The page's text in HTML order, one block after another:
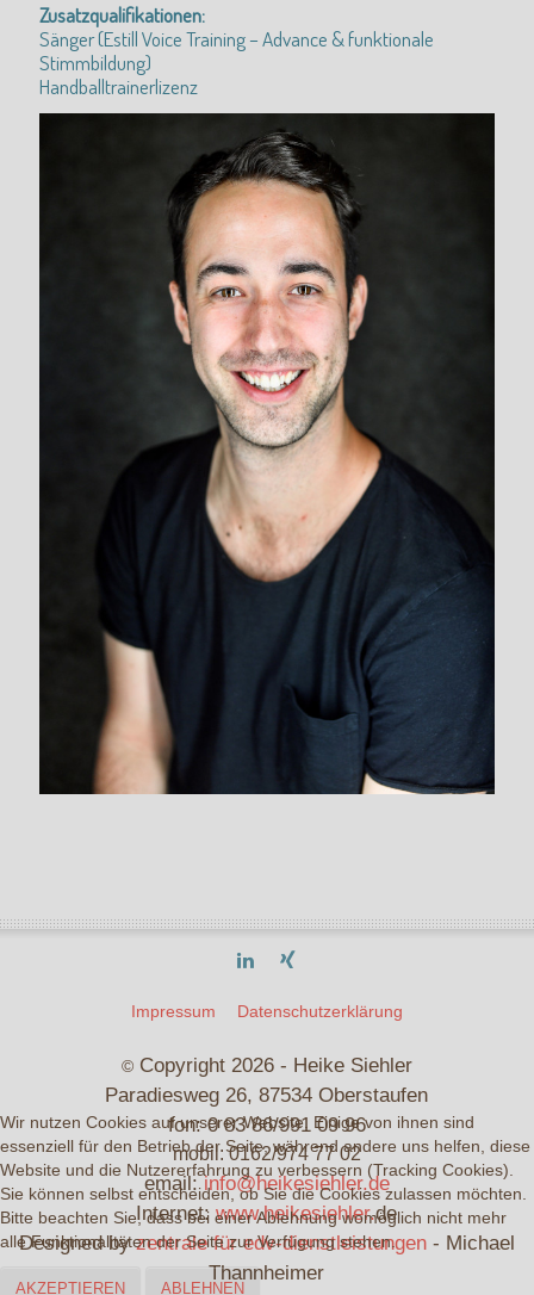
Zusatzqualifikationen:
Sänger (Estill Voice Training – Advance & funktionale
Stimmbildung)
Handballtrainerlizenz
Impressum Datenschutzerklärung
©Copyright 2026 - Heike Siehler
Paradiesweg 26, 87534 Oberstaufen
fon: 0 83 86/991 09 96
mobil: 0162/974 77 02
email:info@heikesiehler.de
Internet:www.heikesiehler.de
Designed byzentrale für edv-dienstleistungen- Michael
Thannheimer
Wir nutzen Cookies auf unserer Website. Einige von ihnen sind
essenziell für den Betrieb der Seite, während andere uns helfen, diese
Website und die Nutzererfahrung zu verbessern (Tracking Cookies).
Sie können selbst entscheiden, ob Sie die Cookies zulassen möchten.
Bitte beachten Sie, dass bei einer Ablehnung womöglich nicht mehr
alle Funktionalitäten der Seite zur Verfügung stehen.
AKZEPTIEREN ABLEHNEN